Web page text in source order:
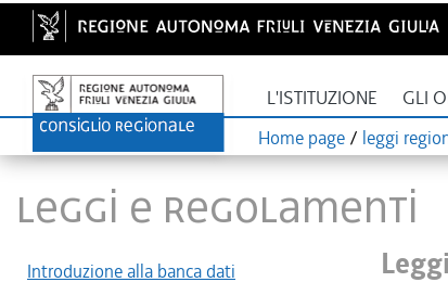
L'ISTITUZIONE GLI
Home page / leggi
LEGGI E REGOLAMENTI
Introduzione alla banca dati